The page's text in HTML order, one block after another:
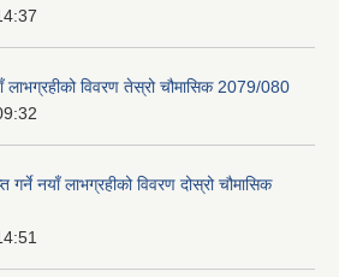
लाभग्रहीको विवरण तेस्रो चौमासिक 2079/080
गर्ने नयाँ लाभग्रहीको विवरण दोस्रो चौमासिक